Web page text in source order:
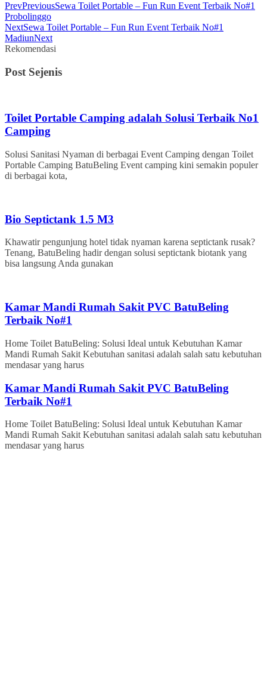
PrevPreviousSewa Toilet Portable – Fun Run Event Terbaik No#1
Probolinggo
NextSewa Toilet Portable – Fun Run Event Terbaik No#1
MadiunNext
Rekomendasi
Post Sejenis
Toilet Portable Camping adalah Solusi Terbaik No1
Camping
Solusi Sanitasi Nyaman di berbagai Event Camping dengan Toilet
Portable Camping BatuBeling Event camping kini semakin populer
di berbagai kota,
Bio Septictank 1.5 M3
Khawatir pengunjung hotel tidak nyaman karena septictank rusak?
Tenang, BatuBeling hadir dengan solusi septictank biotank yang
bisa langsung Anda gunakan
Kamar Mandi Rumah Sakit PVC BatuBeling
Terbaik No#1
Home Toilet BatuBeling: Solusi Ideal untuk Kebutuhan Kamar
Mandi Rumah Sakit Kebutuhan sanitasi adalah salah satu kebutuhan
mendasar yang harus
Kamar Mandi Rumah Sakit PVC BatuBeling
Terbaik No#1
Home Toilet BatuBeling: Solusi Ideal untuk Kebutuhan Kamar
Mandi Rumah Sakit Kebutuhan sanitasi adalah salah satu kebutuhan
mendasar yang harus